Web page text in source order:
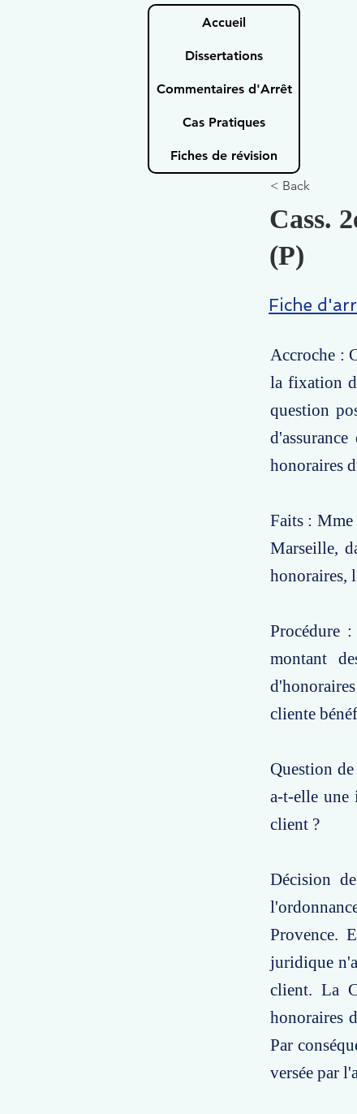
Accueil
Dissertations
Commentaires d'Arrêt
Cas Pratiques
Fiches de révision
< Back
Cass.
(P)
Fiche
Accroche :
la fixation
question
honoraires
Faits : Mme
Marseille,
honoraires,
Procédure
montant
cliente
Question
a-t-elle une
client ?
Décision
Provence.
juridique
client. La
honoraires
Par
versée par